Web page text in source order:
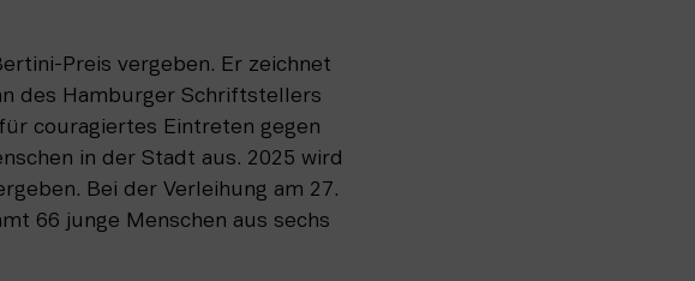
Preis vergeben. Er zeichnet
des Hamburger Schriftstellers
couragiertes Eintreten gegen
in der Stadt aus. 2025 wird
Bei der Verleihung am 27.
66 junge Menschen aus sechs